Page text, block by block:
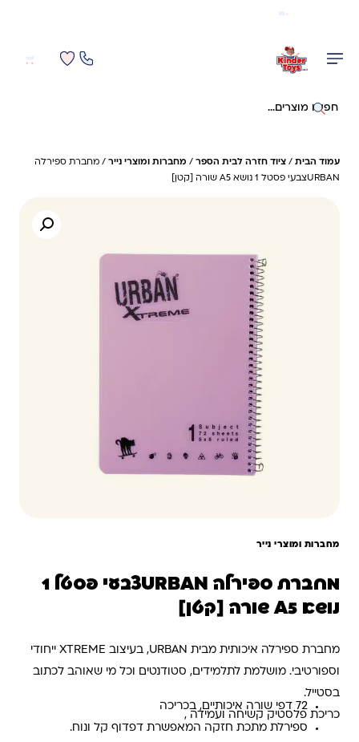
חיפוש באתר
עמוד הבית / ציוד חזרה לבית הספר / מחברות ומוצרי נייר / מחברת ספירלה
URBANצבעי פסטל 1 נושא A5 שורה [קטן]
מחברות ומוצרי נייר
מחברת ספירלה URBANצבעי פסטל 1
נושא A5 שורה [קטן]
מחברת ספירלה איכותית מבית URBAN, בעיצוב XTREME ייחודי
וספורטיבי. מושלמת לתלמידים, סטודנטים וכל מי שאוהב לכתוב
בסטייל.
כריכת פלסטיק קשיחה ועמידה ,
72 דפי שורה איכותיים, בכריכה
ספירלת מתכת חזקה המאפשרת דפדוף קל ונוח.